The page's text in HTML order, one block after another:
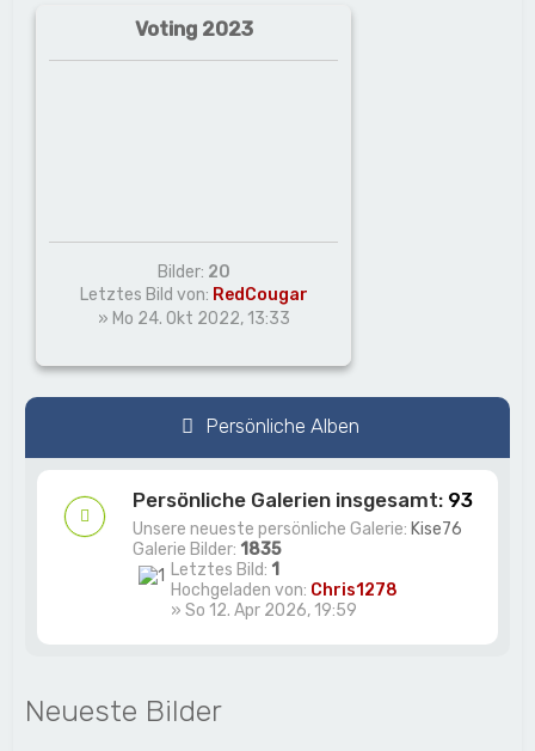
Voting 2023
Bilder: 20
Letztes Bild von: RedCougar
» Mo 24. Okt 2022, 13:33
Persönliche Alben
Persönliche Galerien insgesamt: 93
Unsere neueste persönliche Galerie: Kise76
Galerie Bilder: 1835
Letztes Bild: 1
Hochgeladen von: Chris1278
» So 12. Apr 2026, 19:59
Neueste Bilder